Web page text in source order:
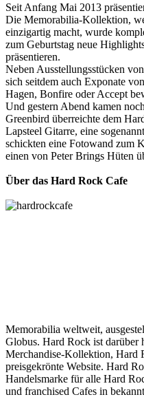
Seit Anfang Mai 2013
Die Memorabilia-Kollektion,
einzigartig macht, wurde
zum Geburtstag neue
präsentieren.
Neben Ausstellungsstücken
sich seitdem auch Exponate
Hagen, Bonfire oder Accept
Und gestern Abend kamen
Greenbird überreichte dem
Lapsteel Gitarre, eine
schickten eine Fotowand zum
einen von Peter Brings Hüten
Über das Hard Rock Cafe
Memorabilia weltweit,
Globus. Hard Rock ist darüber
Merchandise-Kollektion, Hard
preisgekrönte Website. Hard
Handelsmarke für alle Hard
und franchised Cafes in